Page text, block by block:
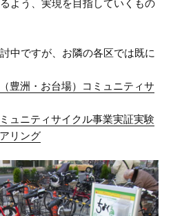
よう、実現を目指していくもの
中ですが、お隣の各区では既に
豊洲・お台場）コミュニティサ
ュニティサイクル事業実証実験
リング